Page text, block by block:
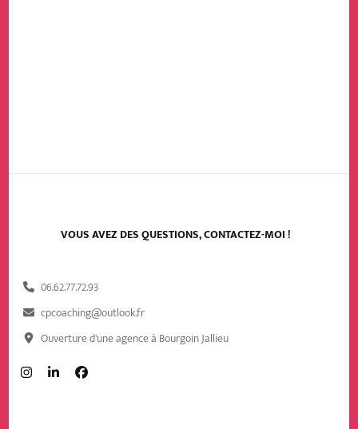
VOUS AVEZ DES QUESTIONS, CONTACTEZ-MOI !
06.62.77.72.93
cpcoaching@outlook.fr
Ouverture d'une agence à Bourgoin Jallieu